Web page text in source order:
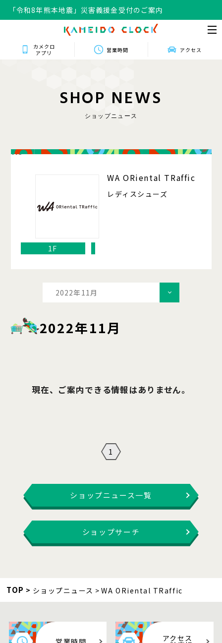
「令和8年熊本地震」災害義援金受付のご案内
カメクロ
アプリ
営業時間 アクセス
SHOP NEWS
ショップニュース
118
WA ORiental TRaffic
レディスシューズ
1F
2022年11月
2022年11月
現在、ご案内できる情報はありません。
1
ショップニュース一覧
ショップサーチ
TOP ショップニュース WA ORiental TRaffic
アクセス